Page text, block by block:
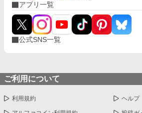
アプリ一覧
公式SNS一覧
ご利用について
利用規約 ヘルプ